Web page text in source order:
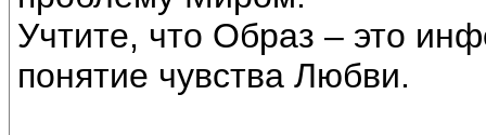
Учтите, что Образ – это
понятие чувства Любви.